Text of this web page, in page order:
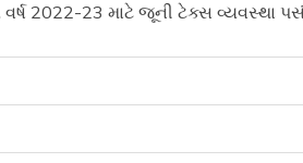
2022-23 માટે જૂની ટેક્સ વ્યવસ્થા